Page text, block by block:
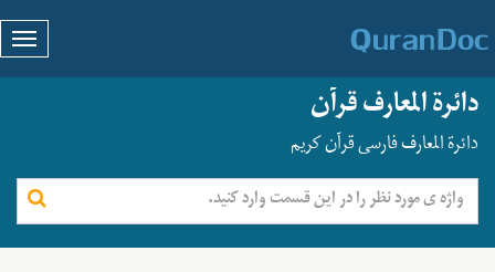
دائرة المعارف قرآن
دائرة المعارف فارسی قرآن کریم